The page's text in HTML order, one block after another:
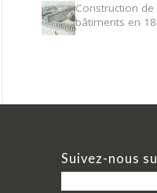
Construction
bâtiments en
Suivez-nous